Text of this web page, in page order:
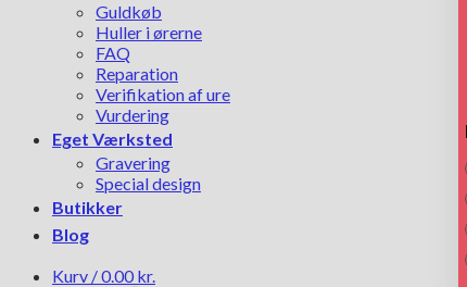
Guldkøb
Huller i ørerne
FAQ
Reparation
Verifikation af ure
Vurdering
Eget Værksted
Gravering
Special design
Butikker
Blog
Kurv /0.00 kr.